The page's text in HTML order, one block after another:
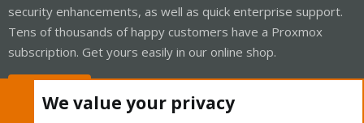
security enhancements, as well as quick enterprise support.
Tens of thousands of happy customers have a Proxmox
subscription. Get yours easily in our online shop.
We value your privacy